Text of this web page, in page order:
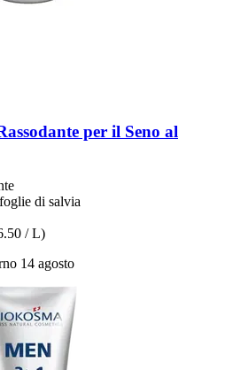
per il Seno al
di salvia
/ L)
14 agosto